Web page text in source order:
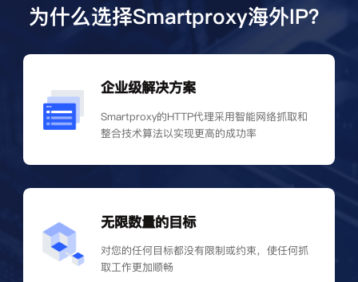
为什么选择Smartproxy海外IP？
企业级解决方案
Smartproxy的HTTP代理采用智能网络抓取和
整合技术算法以实现更高的成功率
无限数量的目标
对您的任何目标都没有限制或约束，使任何抓
取工作更加顺畅